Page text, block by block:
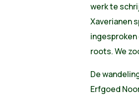
werk te
Xaverianen
ingesproken
roots. We
De
Erfgoed